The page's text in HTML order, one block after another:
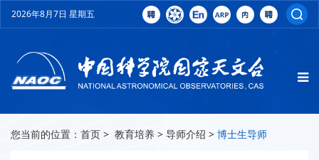
2026年8月7日 星期五
您当前的位置： 首页 > 教育培养 > 导师介绍 > 博士生导师